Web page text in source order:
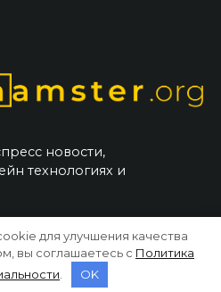
новости,
технологиях и
для улучшения качества
вы соглашаетесь с Политика
OK